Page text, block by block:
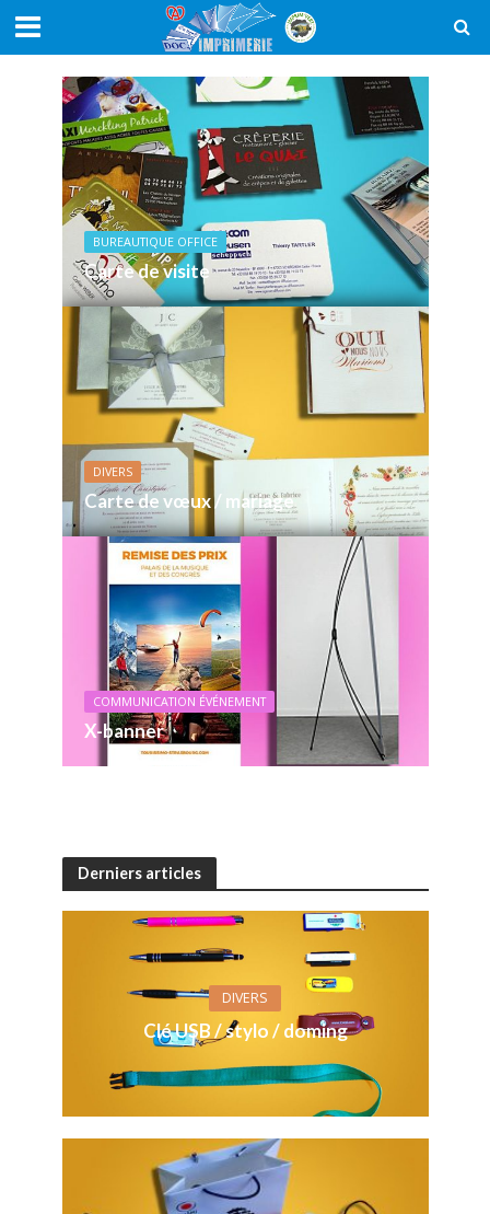
BUREAUTIQUE OFFICE
Carte de visite
DIVERS
Carte de vœux / mariage
COMMUNICATION ÉVÉNEMENT
X-banner
Derniers articles
DIVERS
Clé USB / stylo / doming